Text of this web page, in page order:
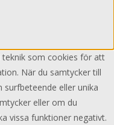
teknik som cookies för att
När du samtycker till
surfbeteende eller unika
eller om du
vissa funktioner negativt.